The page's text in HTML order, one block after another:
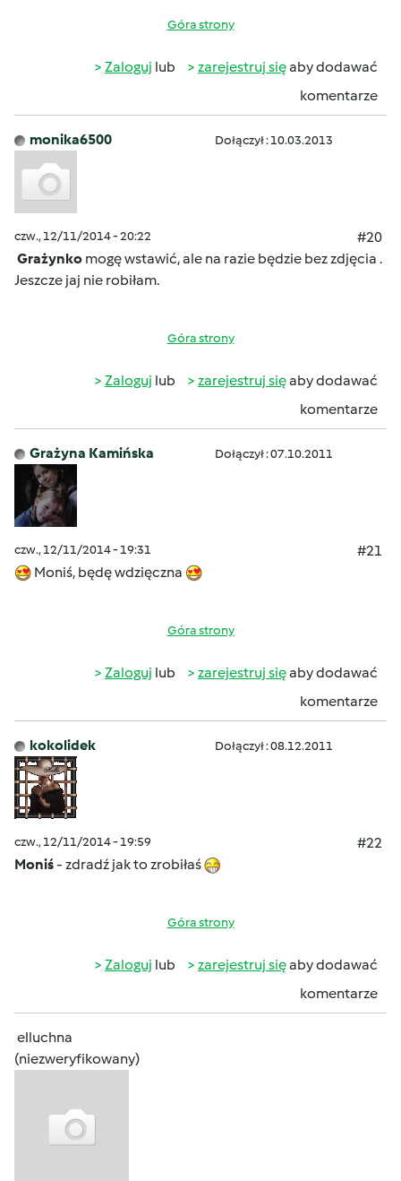
Góra strony
Zaloguj lub zarejestruj sięaby dodawać
komentarze
monika6500 Dołączył : 10.03.2013
czw., 12/11/2014 - 20:22
#20
Grażynko mogę wstawić, ale na razie będzie bez zdjęcia .
Jeszcze jaj nie robiłam.
Góra strony
Zaloguj lub zarejestruj sięaby dodawać
komentarze
Grażyna Kamińska Dołączył : 07.10.2011
czw., 12/11/2014 - 19:31
#21
Moniś, będę wdzięczna
Góra strony
Zaloguj lub zarejestruj sięaby dodawać
komentarze
kokolidek Dołączył : 08.12.2011
czw., 12/11/2014 - 19:59
#22
Moniś- zdradź jak to zrobiłaś
Góra strony
Zaloguj lub zarejestruj sięaby dodawać
komentarze
elluchna
(niezweryfikowany)